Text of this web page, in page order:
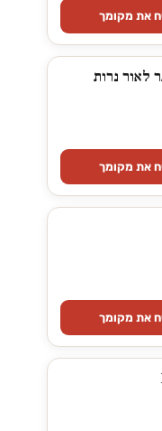
את מקומך
את מקומך
את מקומך